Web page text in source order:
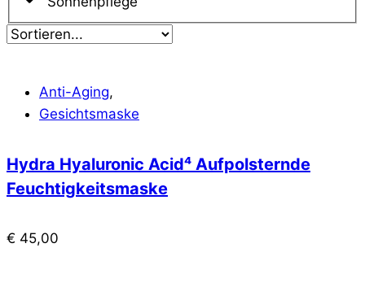
Anti-Aging,
Gesichtsmaske
Hydra Hyaluronic Acid⁴ Aufpolsternde
Feuchtigkeitsmaske
€ 45,00